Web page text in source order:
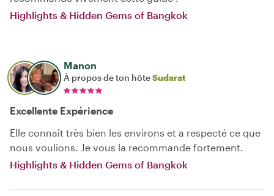
Highlights & Hidden Gems of Bangkok
Manon
À propos de ton hôteSudarat
Excellente Expérience
Elle connaît très bien les environs et a respecté ce que
nous voulions. Je vous la recommande fortement.
Highlights & Hidden Gems of Bangkok